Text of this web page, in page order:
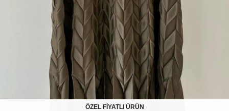
ÖZEL FİYATLI ÜRÜN